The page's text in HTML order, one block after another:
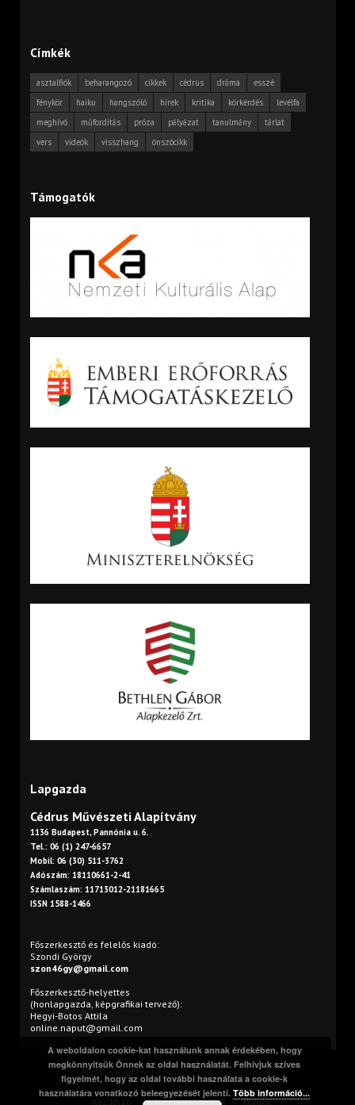
Címkék
asztalfiók beharangozó cikkek cédrus dráma
esszé
fénykör
haiku hangszóló hírek kritika körkérdés
levélfa
meghívó
műfordítás próza pályázat tanulmány
tárlat
vers
videók visszhang önszócikk
Támogatók
Lapgazda
Cédrus Művészeti Alapítvány
1136 Budapest, Pannónia u. 6.
Tel.: 06 (1) 247-6657
Mobil: 06 (30) 511-3762
Adószám: 18110661-2-41
Számlaszám: 11713012-21181665
ISSN 1588-1466
Főszerkesztő és felelős kiadó:
Szondi György
szon46gy@gmail.com
Főszerkesztő-helyettes
(honlapgazda, képgrafikai tervező):
Hegyi-Botos Attila
online.naput@gmail.com
Minden jog fenntartva. © 2016 Napút Online
Kezdőlap Print Szerzőink Rólunk
A weboldalon cookie-kat használunk annak érdekében, hogy
megkönnyítsük Önnek az oldal használatát. Felhívjuk szíves
figyelmét, hogy az oldal további használata a cookie-k
használatára vonatkozó beleegyezését jelenti.Több információ...